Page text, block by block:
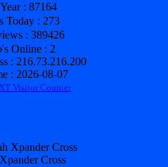
: 87164
Today : 273
: 389426
Online : 2
: 216.73.216.200
: 2026-08-07
Visitor Counter
Cross